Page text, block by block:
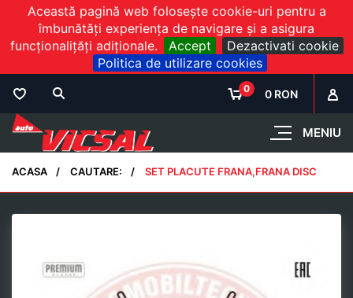
Această pagină web folosește cookie-uri pentru a
îmbunătăți experiența de navigare și a asigura
funcționalițăți adiționale.
Accept
Dezactivati cookie
Politica de utilizare cookies
MENIU
0 0 RON
ACASA CAUTARE: SET PLACUTE FRANA,FRANA DISC